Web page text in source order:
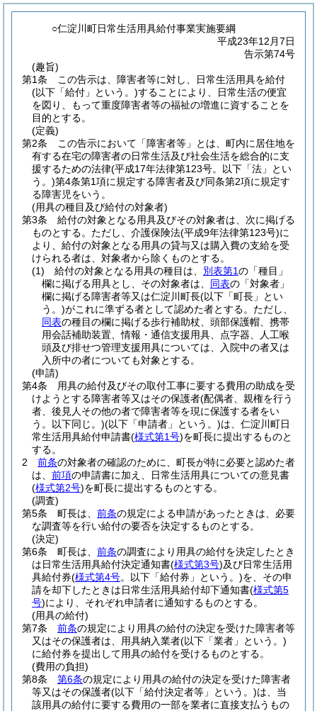
○仁淀川町日常生活用具給付事業実施要綱
平成23年12月7日
告示第74号
(趣旨)
第1条
この告示は、障害者等に対し、日常生活用具を給付
(以下「給付」という。)することにより、日常生活の便宜
を図り、もって重度障害者等の福祉の増進に資することを
目的とする。
(定義)
第2条
この告示において「障害者等」とは、町内に居住地を
有する在宅の障害者の日常生活及び社会生活を総合的に支
援するための法律(平成17年法律第123号。以下「法」とい
う。)第4条第1項に規定する障害者及び同条第2項に規定す
る障害児をいう。
(用具の種目及び給付の対象者)
第3条
給付の対象となる用具及びその対象者は、次に掲げる
ものとする。 ただし、介護保険法(平成9年法律第123号)に
より、給付の対象となる用具の貸与又は購入費の支給を受
けられる者は、対象者から除くものとする。
(1)
給付の対象となる用具の種目は、 別表第1の「種目」
欄に掲げる用具とし、その対象者は、 同表の「対象者」
欄に掲げる障害者等又は仁淀川町長(以下「町長」とい
う。)がこれに準ずる者として認めた者とする。 ただし、
同表の種目の欄に掲げる歩行補助杖、頭部保護帽、携帯
用会話補助装置、情報・通信支援用具、点字器、人工喉
頭及び排せつ管理支援用具については、入院中の者又は
入所中の者についても対象とする。
(申請)
第4条
用具の給付及びその取付工事に要する費用の助成を受
けようとする障害者等又はその保護者(配偶者、親権を行う
者、後見人その他の者で障害者等を現に保護する者をい
う。以下同じ。)(以下「申請者」という。)は、仁淀川町日
常生活用具給付申請書(様式第1号)を町長に提出するものと
する。
2
前条の対象者の確認のために、町長が特に必要と認めた者
は、 前項の申請書に加え、日常生活用具についての意見書
(様式第2号)を町長に提出するものとする。
(調査)
第5条
町長は、 前条の規定による申請があったときは、必要
な調査等を行い給付の要否を決定するものとする。
(決定)
第6条
町長は、 前条の調査により用具の給付を決定したとき
は日常生活用具給付決定通知書(様式第3号)及び日常生活用
具給付券(様式第4号。以下「給付券」という。)を、その申
請を却下したときは日常生活用具給付却下通知書(様式第5
号)により、それぞれ申請者に通知するものとする。
(用具の給付)
第7条
前条の規定により用具の給付の決定を受けた障害者等
又はその保護者は、用具納入業者(以下「業者」という。)
に給付券を提出して用具の給付を受けるものとする。
(費用の負担)
第8条
第6条の規定により用具の給付の決定を受けた障害者
等又はその保護者(以下「給付決定者等」という。)は、当
該用具の給付に要する費用の一部を業者に直接支払うもの